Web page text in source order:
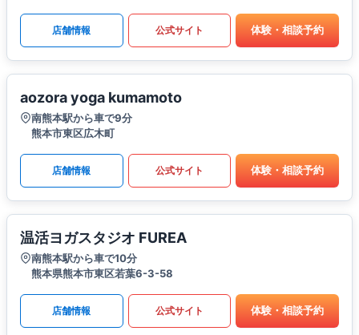
店舗情報 公式サイト 体験・相談予約
aozora yoga kumamoto
南熊本駅から車で9分
熊本市東区広木町
店舗情報 公式サイト 体験・相談予約
温活ヨガスタジオ FUREA
南熊本駅から車で10分
熊本県熊本市東区若葉6-3-58
店舗情報 公式サイト 体験・相談予約